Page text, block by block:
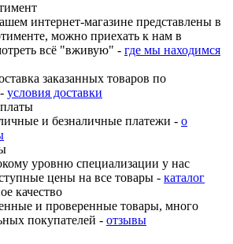
интернет-магазине представлены в
можно приехать к нам в
всё "вживую" - где мы находимся
заказанных товаров по
условия доставки
и безналичные платежи - о
уровню специализации у нас
цены на все товары - каталог
качество
и проверенные товары, много
покупателей - отзывы